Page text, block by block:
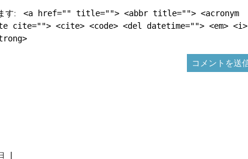
す:
<a href="" title=""> <abbr title=""> <acronym
cite=""> <cite> <code> <del datetime=""> <em> <i>
|